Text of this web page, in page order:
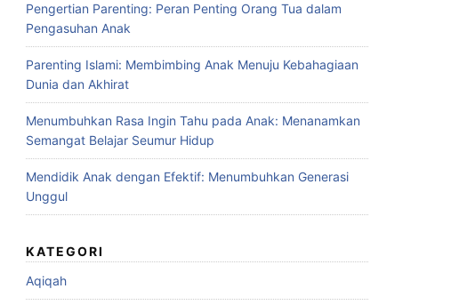
Pengertian Parenting: Peran Penting Orang Tua dalam
Pengasuhan Anak
Parenting Islami: Membimbing Anak Menuju Kebahagiaan
Dunia dan Akhirat
Menumbuhkan Rasa Ingin Tahu pada Anak: Menanamkan
Semangat Belajar Seumur Hidup
Mendidik Anak dengan Efektif: Menumbuhkan Generasi
Unggul
KATEGORI
Aqiqah